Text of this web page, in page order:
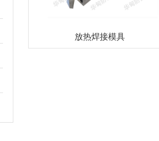
放热焊接模具